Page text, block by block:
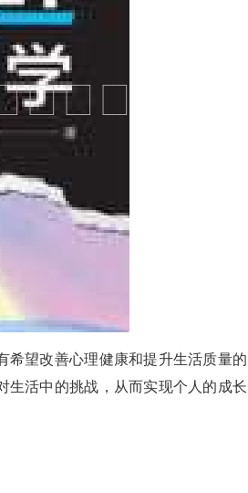
希望改善心理健康和提升生活质量的
生活中的挑战，从而实现个人的成长